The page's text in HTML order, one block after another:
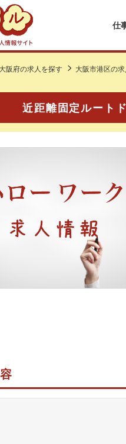
仕
大阪府の求人を探す 大阪市港区の
近距離固定ルート